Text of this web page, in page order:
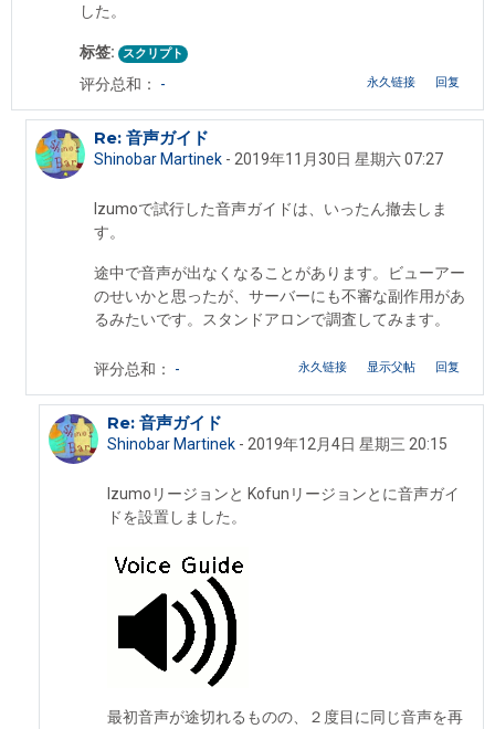
した。
标签: スクリプト
评分总和： - 永久链接 回复
回复Shinobar Martinek
Re: 音声ガイド
Shinobar Martinek- 2019年11月30日 星期六 07:27
Izumoで試行した音声ガイドは、いったん撤去しま
す。
途中で音声が出なくなることがあります。ビューアー
のせいかと思ったが、サーバーにも不審な副作用があ
るみたいです。スタンドアロンで調査してみます。
评分总和： - 永久链接 显示父帖 回复
回复Shinobar Martinek
Re: 音声ガイド
Shinobar Martinek - 2019年12月4日 星期三 20:15
Izumoリージョンと Kofunリージョンとに音声ガイ
ドを設置しました。
最初音声が途切れるものの、２度目に同じ音声を再